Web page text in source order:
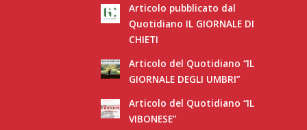
Articolo pubblicato dal
Quotidiano IL GIORNALE DI
CHIETI
Articolo del Quotidiano “IL
GIORNALE DEGLI UMBRI”
Articolo del Quotidiano “IL
VIBONESE”